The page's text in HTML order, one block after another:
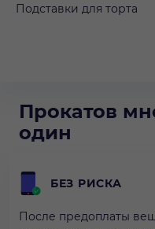
Подставки для торта
Прокатов
один
БЕЗ РИСКА
После предоплаты